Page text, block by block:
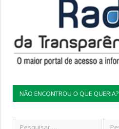
NÃO ENCONTROU O QUE QUERIA?